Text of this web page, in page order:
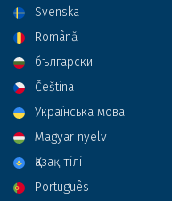
Svenska
Română
български
Čeština
Українська мова
Magyar nyelv
Қазақ тілі
Português